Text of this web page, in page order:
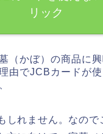
リック
（かぼ）の商品に
由でJCBカードが
しれません。なの